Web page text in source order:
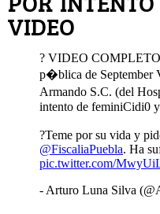
VIDEO
? VIDEO COMPLETO
p�blica de September
Armando S.C. (del
intento de feminiCidi0
?Teme por su vida y
@FiscaliaPuebla. Ha
pic.twitter.com/
- Arturo Luna Silva